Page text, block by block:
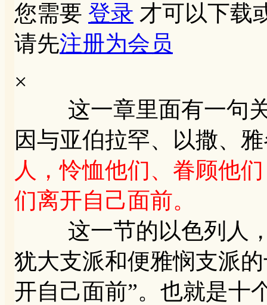
您需要 登录 才可以下载
请先注册为会员
×
这一章里面有一句关
因与亚伯拉罕、以撒、
人，怜恤他们、眷顾他
们离开自己面前。
这一节的以色列人，
犹大支派和便雅悯支派
开自己面前”。也就是十